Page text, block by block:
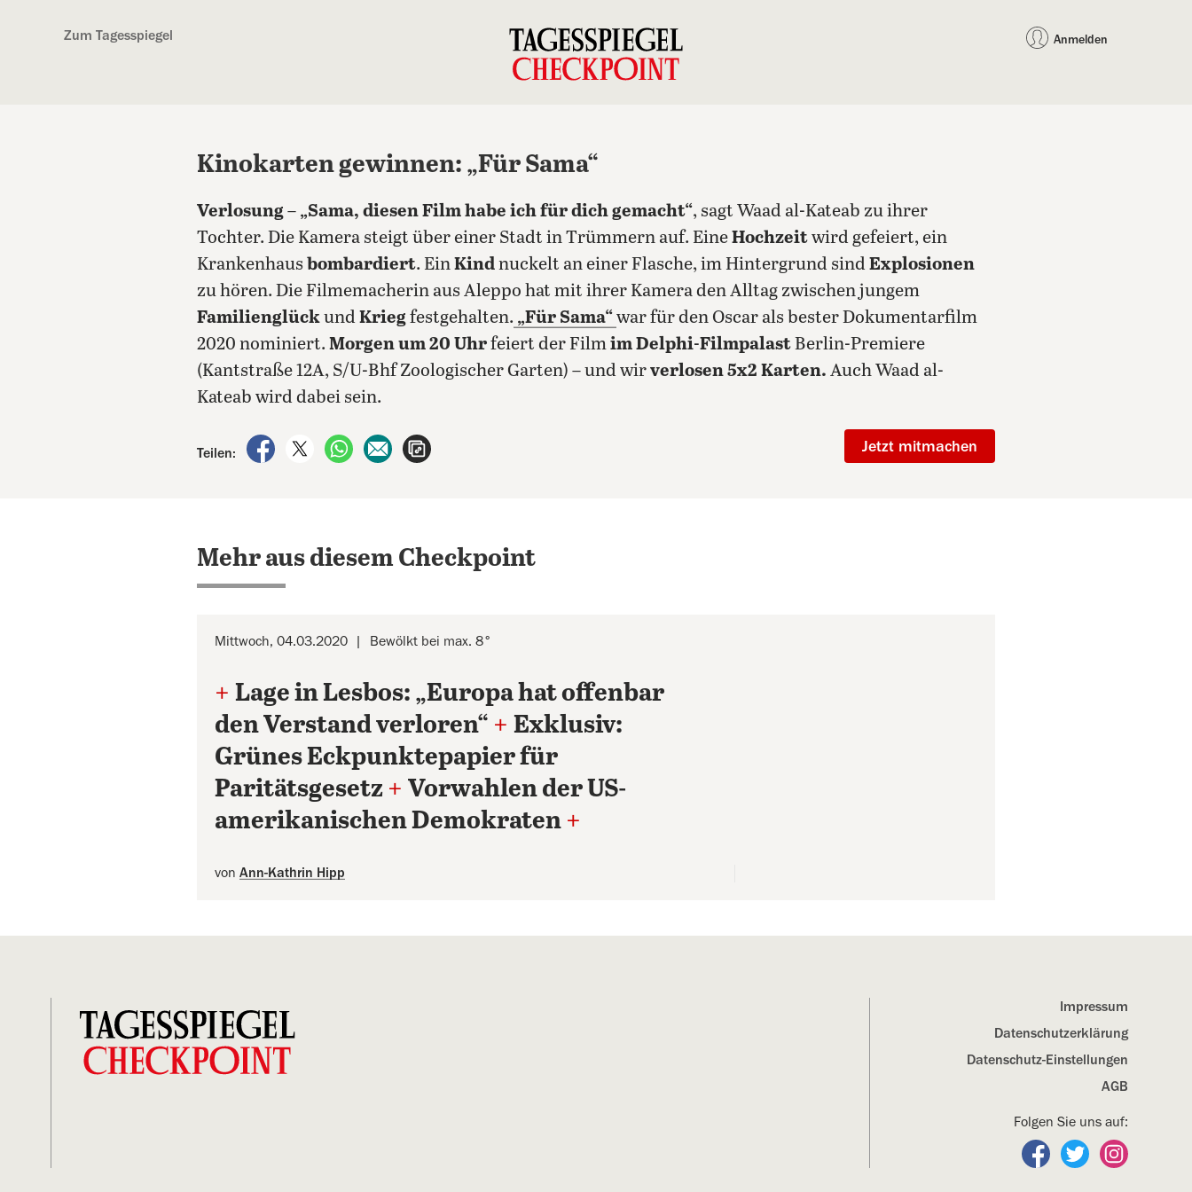
Zum Tagesspiegel Anmelden
Kinokarten gewinnen: „Für Sama“
Verlosung – „Sama, diesen Film habe ich für dich gemacht“, sagt Waad al-Kateab zu ihrer
Tochter. Die Kamera steigt über einer Stadt in Trümmern auf. EineHochzeitwird gefeiert, ein
Krankenhausbombardiert. EinKindnuckelt an einer Flasche, im Hintergrund sindExplosionen
zu hören. Die Filmemacherin aus Aleppo hat mit ihrer Kamera den Alltag zwischen jungem
FamilienglückundKrieg festgehalten. „Für Sama“war für den Oscar als bester Dokumentarfilm
2020 nominiert. Morgen um 20 Uhrfeiert der Filmim Delphi-FilmpalastBerlin-Premiere
(Kantstraße 12A, S/U-Bhf Zoologischer Garten) – und wirverlosen 5x2 Karten. Auch Waad al-
Kateab wird dabei sein.
Teilen:
auf Facebook teilen
auf X teilenper WhatsApp teilen
per E-Mail teilen Jetzt mitmachen
Mehr aus diesem Checkpoint
Mittwoch, 04.03.2020 Bewölkt bei max. 8°
+ Lage in Lesbos: „Europa hat offenbar
den Verstand verloren“ + Exklusiv:
Grünes Eckpunktepapier für
Paritätsgesetz + Vorwahlen der US-
amerikanischen Demokraten +
von Ann-Kathrin Hipp
Impressum
Datenschutz­erklärung
Datenschutz-Einstellungen
AGB
Folgen Sie uns auf:
Folgen Sie uns auf
Folgen Sie uns